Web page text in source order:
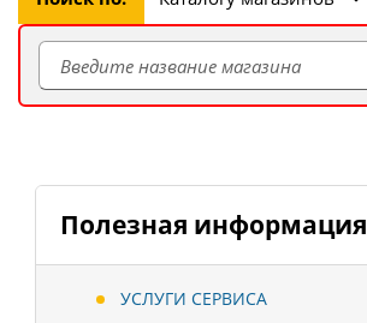
Полезная информация
УСЛУГИ СЕРВИСА